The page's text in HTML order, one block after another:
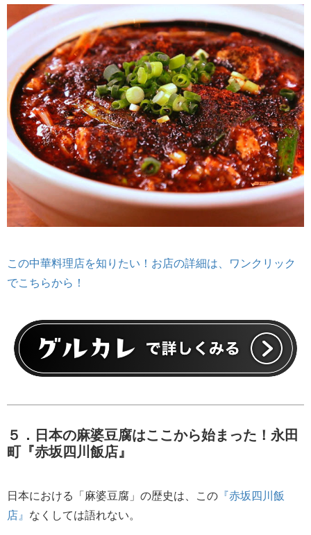
この中華料理店を知りたい！お店の詳細は、ワンクリック
でこちらから！
５．日本の麻婆豆腐はここから始まった！永田
町『赤坂四川飯店』
日本における「麻婆豆腐」の歴史は、この 『赤坂四川飯
店』 なくしては語れない。